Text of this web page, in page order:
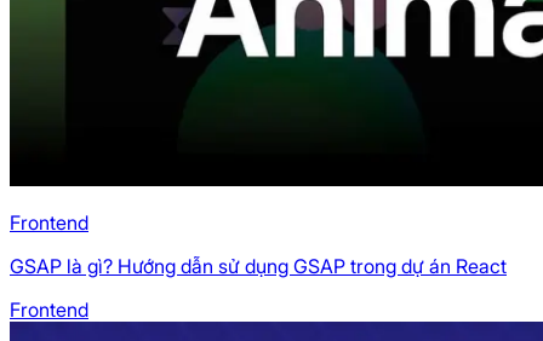
Frontend
GSAP là gì? Hướng dẫn sử dụng GSAP trong dự án React
Frontend